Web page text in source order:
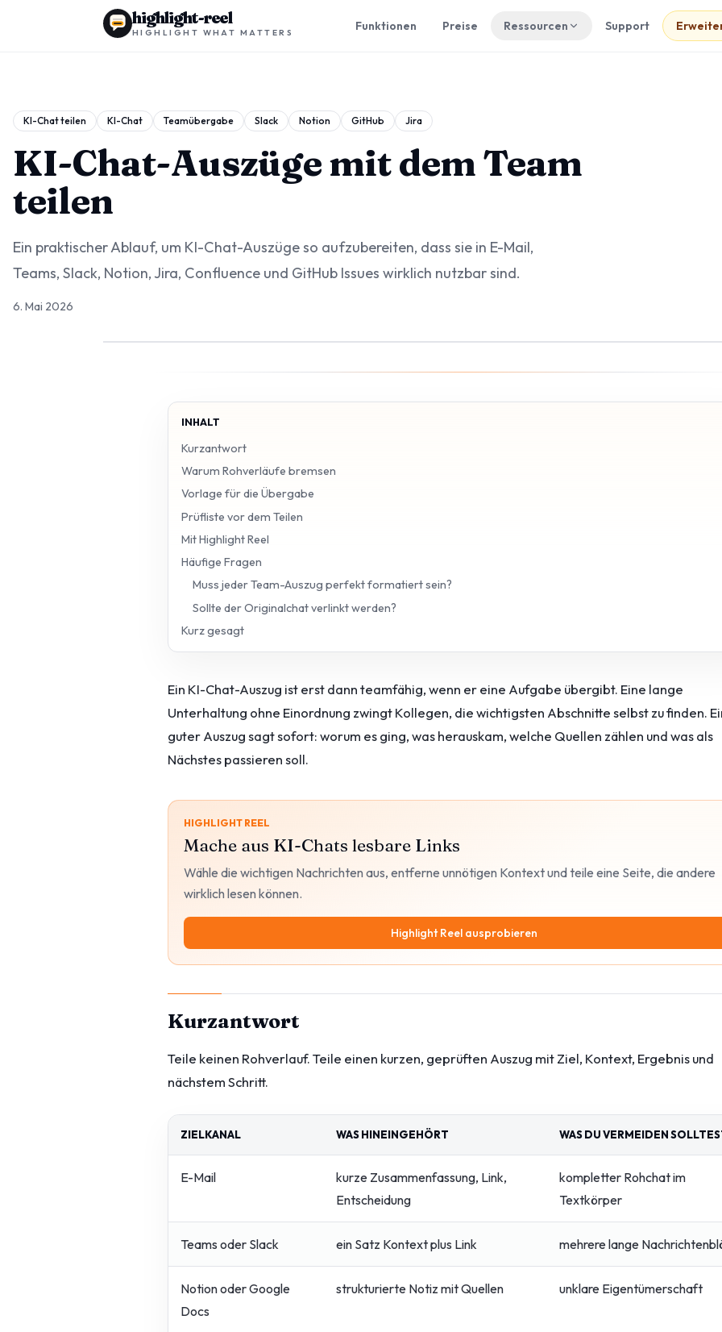
highlight-reel
HIGHLIGHT WHAT MATTERS Funktionen Preise Ressourcen Support
KI-Chat teilen KI-Chat Teamübergabe Slack Notion GitHub Jira
KI-Chat-Auszüge mit dem Team
teilen
Ein praktischer Ablauf, um KI-Chat-Auszüge so aufzubereiten, dass sie in E-Mail,
Teams, Slack, Notion, Jira, Confluence und GitHub Issues wirklich nutzbar sind.
6. Mai 2026
INHALT
Kurzantwort
Warum Rohverläufe bremsen
Vorlage für die Übergabe
Prüfliste vor dem Teilen
Mit Highlight Reel
Häufige Fragen
Muss jeder Team-Auszug perfekt formatiert sein?
Sollte der Originalchat verlinkt werden?
Kurz gesagt
Ein KI-Chat-Auszug ist erst dann teamfähig, wenn er eine Aufgabe übergibt. Eine lange
Unterhaltung ohne Einordnung zwingt Kollegen, die wichtigsten Abschnitte selbst zu finden.
guter Auszug sagt sofort: worum es ging, was herauskam, welche Quellen zählen und was als
Nächstes passieren soll.
HIGHLIGHT REEL
Mache aus KI-Chats lesbare Links
Wähle die wichtigen Nachrichten aus, entferne unnötigen Kontext und teile eine Seite, die andere
wirklich lesen können.
Highlight Reel ausprobieren
Kurzantwort
Teile keinen Rohverlauf. Teile einen kurzen, geprüften Auszug mit Ziel, Kontext, Ergebnis und
nächstem Schritt.
ZIELKANAL WAS HINEINGEHÖRT WAS DU VERMEIDEN
E-Mail
kurze Zusammenfassung, Link,
Entscheidung
kompletter Rohchat im
Textkörper
Teams oder Slack ein Satz Kontext plus Link mehrere lange
Notion oder Google
Docs
strukturierte Notiz mit Quellen unklare Eigentümerschaft